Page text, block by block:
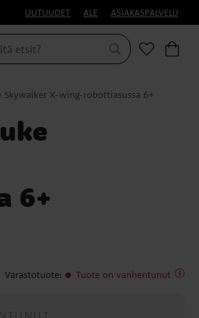
UUTUUDET ALE ASIAKASPALVELU
HALLOWEEN
Skywalker X-wing‑robottiasussa 6+
6+
Varastotuote: Tuote on vanhentunut